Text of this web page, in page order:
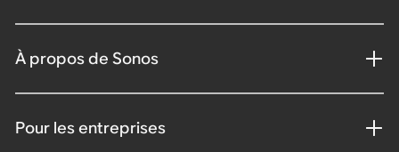
À propos de Sonos
Pour les entreprises